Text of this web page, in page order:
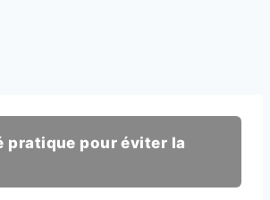
pratique pour éviter la